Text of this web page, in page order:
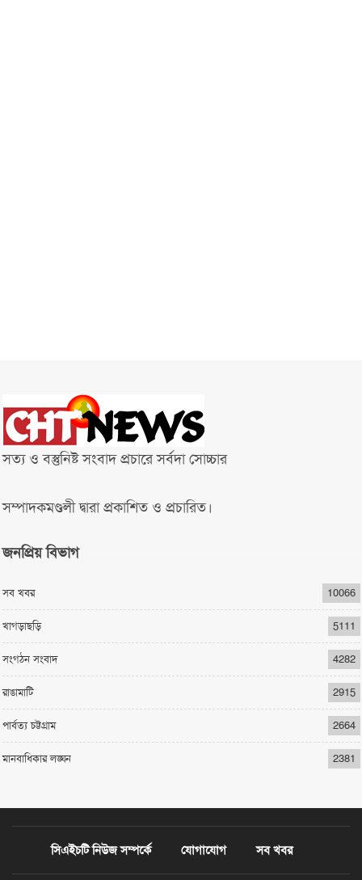
সত্য ও বস্তুনিষ্ট সংবাদ প্রচারে সর্বদা সোচ্চার
সম্পাদকমণ্ডলী দ্বারা প্রকাশিত ও প্রচারিত।
জনপ্রিয় বিভাগ
সব খবর 10066
খাগড়াছড়ি 5111
সংগঠন সংবাদ 4282
রাঙামাটি 2915
পার্বত্য চট্টগ্রাম 2664
মানবাধিকার লঙ্ঘন 2381
সিএইচটি নিউজ সম্পর্কে যোগাযোগ সব খবর